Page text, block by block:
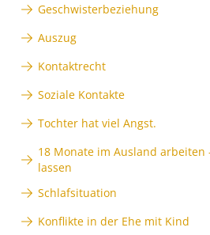
Geschwisterbeziehung
Auszug
Kontaktrecht
Soziale Kontakte
Tochter hat viel Angst.
18 Monate im Ausland arbeiten
lassen
Schlafsituation
Konflikte in der Ehe mit Kind